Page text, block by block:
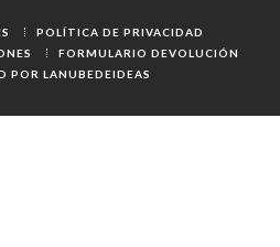
POLÍTICA DE PRIVACIDAD
FORMULARIO DEVOLUCIÓN
POR LANUBEDEIDEAS